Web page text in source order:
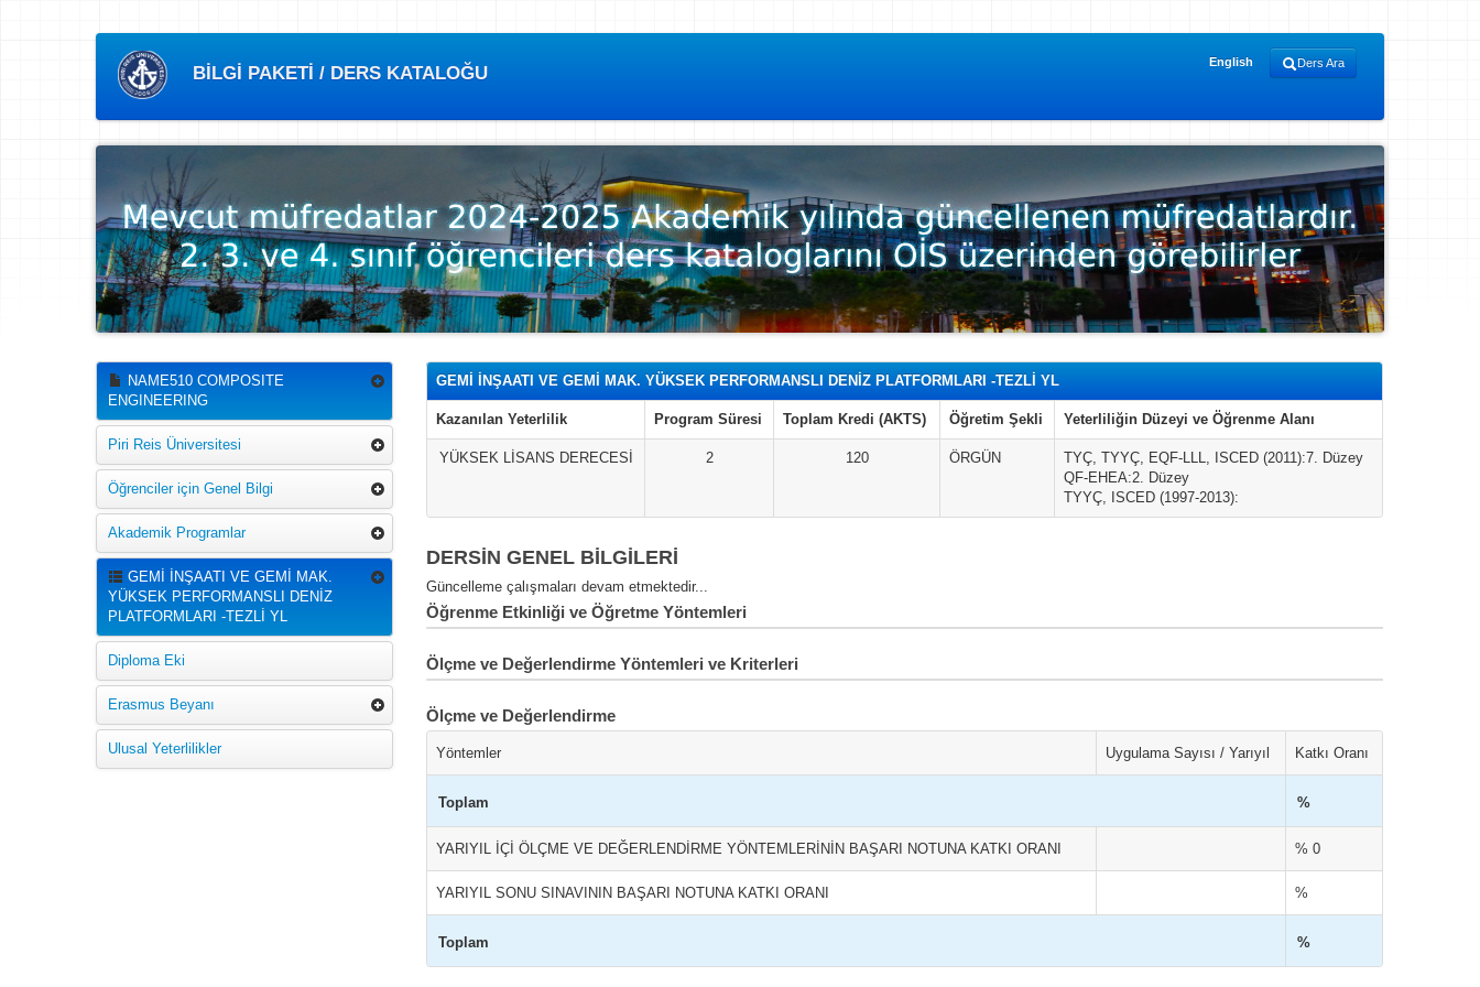
BİLGİ PAKETİ / DERS KATALOĞU
English Ders Ara
NAME510 COMPOSITE
ENGINEERING
Piri Reis Üniversitesi
Öğrenciler için Genel Bilgi
Akademik Programlar
GEMİ İNŞAATI VE GEMİ MAK.
YÜKSEK PERFORMANSLI DENİZ
PLATFORMLARI -TEZLİ YL
Diploma Eki
Erasmus Beyanı
Ulusal Yeterlilikler
GEMİ İNŞAATI VE GEMİ MAK. YÜKSEK PERFORMANSLI DENİZ PLATFORMLARI -TEZLİ YL
Kazanılan Yeterlilik Program Süresi Toplam Kredi (AKTS) Öğretim Şekli Yeterliliğin Düzeyi ve Öğrenme Alanı
YÜKSEK LİSANS DERECESİ 2 120 ÖRGÜN
TYÇ, TYYÇ, EQF-LLL, ISCED (2011):7. Düzey
QF-EHEA:2. Düzey
TYYÇ, ISCED (1997-2013):
DERSİN GENEL BİLGİLERİ
Güncelleme çalışmaları devam etmektedir...
Öğrenme Etkinliği ve Öğretme Yöntemleri
Ölçme ve Değerlendirme Yöntemleri ve Kriterleri
Ölçme ve Değerlendirme
Yöntemler Uygulama Sayısı / Yarıyıl Katkı Oranı
Toplam %
YARIYIL İÇİ ÖLÇME VE DEĞERLENDİRME YÖNTEMLERİNİN BAŞARI NOTUNA KATKI ORANI % 0
YARIYIL SONU SINAVININ BAŞARI NOTUNA KATKI ORANI %
Toplam %